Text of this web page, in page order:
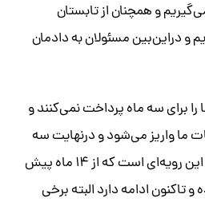
و همچنان از تابستان
و دراین‌بین مسئولان به دادمان
برای سه ماه پرداخت نمی‌کنند و
ما واریز می‌شود و درنهایت سه
ماه دیگر باید منتظر بمانیم این رویه‌ای است که از ۱۴ ماه پیش
تاکنون ادامه دارد البته برخی